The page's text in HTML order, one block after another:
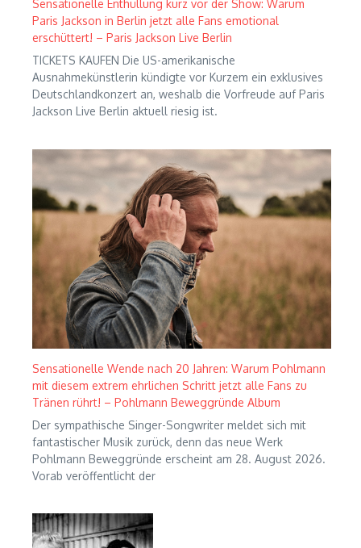
Sensationelle Enthüllung kurz vor der Show: Warum
Paris Jackson in Berlin jetzt alle Fans emotional
erschüttert! – Paris Jackson Live Berlin
TICKETS KAUFEN Die US-amerikanische
Ausnahmekünstlerin kündigte vor Kurzem ein exklusives
Deutschlandkonzert an, weshalb die Vorfreude auf Paris
Jackson Live Berlin aktuell riesig ist.
Sensationelle Wende nach 20 Jahren: Warum Pohlmann
mit diesem extrem ehrlichen Schritt jetzt alle Fans zu
Tränen rührt! – Pohlmann Beweggründe Album
Der sympathische Singer-Songwriter meldet sich mit
fantastischer Musik zurück, denn das neue Werk
Pohlmann Beweggründe erscheint am 28. August 2026.
Vorab veröffentlicht der